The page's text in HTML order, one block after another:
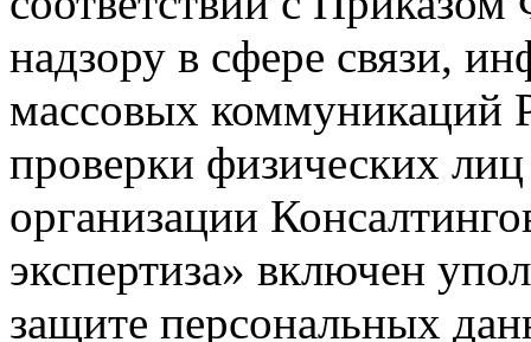
надзору в сфере связи,
массовых коммуникаций
проверки физических
организации
экспертиза» включен
защите персональных